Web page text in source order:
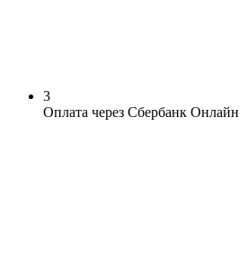
3
Оплата через Сбербанк Онлайн